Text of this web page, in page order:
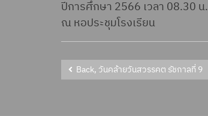
ปีการศึกษา 2566 เวลา 08.30 น.
ณ หอประชุมโรงเรียน
Back, วันคล้ายวันสวรรคต รัชกาลที่ 9